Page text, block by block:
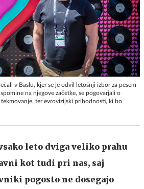
v Baslu, kjer se je odvil letošnji izbor za pesem
na njegove začetke, se pogovarjali o
ter evrovizijski prihodnosti, ki bo
leto dviga veliko prahu
kot tudi pri nas, saj
pogosto ne dosegajo